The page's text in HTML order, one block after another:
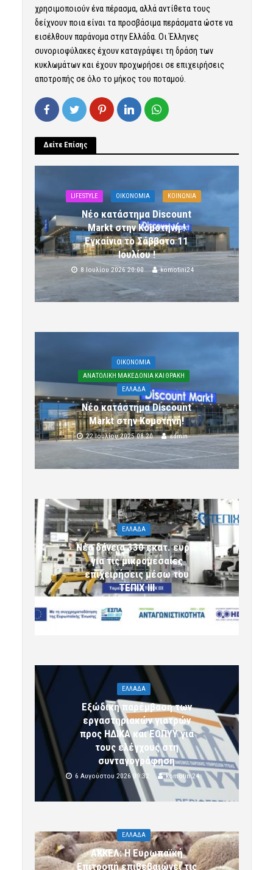
χρησιμοποιούν ένα πέρασμα, αλλά αντίθετα τους
δείχνουν ποια είναι τα προσβάσιμα περάσματα ώστε να
εισέλθουν παράνομα στην Ελλάδα. Οι Έλληνες
συνοριοφύλακες έχουν καταγράψει τη δράση των
κυκλωμάτων και έχουν προχωρήσει σε επιχειρήσεις
αποτροπής σε όλο το μήκος του ποταμού.
Δείτε Επίσης
LIFESTYLE OIKONOMIA ΚΟΙΝΩΝΙΑ
Νέο κατάστημα Discount
Markt στην Κομοτηνή !
Εγκαίνια το Σάββατο 11
Ιουλίου !
8 Ιουλίου 2026 20:00 komotini24
OIKONOMIA
ΑΝΑΤΟΛΙΚΗ ΜΑΚΕΔΟΝΙΑ ΚΑΙ ΘΡΑΚΗ
ΕΛΛΑΔΑ
Νέο κατάστημα Discount
Markt στην Κομοτηνή!
22 Ιουλίου 2025 08:20 admin
ΕΛΛΑΔΑ
Νέα δάνεια 330 εκατ. ευρώ
για τις μικρομεσαίες
επιχειρήσεις μέσω του
ΤΕΠΙΧ ΙΙΙ
ΕΛΛΑΔΑ
Εξώδικη παρέμβαση των
εργαστηριακών γιατρών
προς ΗΔΙΚΑ και ΕΟΠΥΥ για
τους ελέγχους στη
συνταγογράφηση
6 Αυγούστου 2026 09:32 komotini24
ΕΛΛΑΔΑ
ΑΚΚΕΛ: Η Ευρωπαϊκή
Επιτροπή επιβεβαιώνει τις